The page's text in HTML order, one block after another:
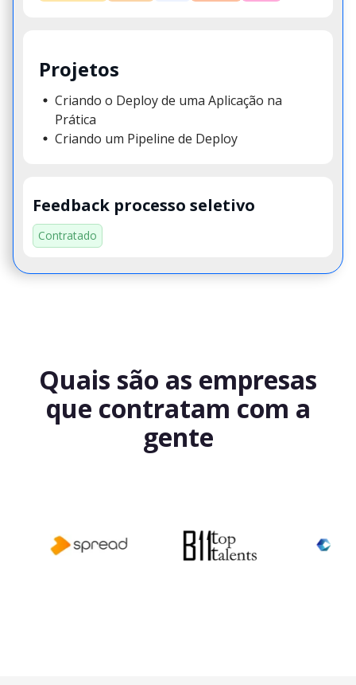
Projetos
Criando o Deploy de uma Aplicação na
Prática
Criando um Pipeline de Deploy
Feedback processo seletivo
Contratado
Quais são as empresas
que contratam com a
gente